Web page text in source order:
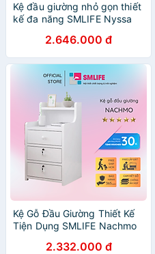
Kệ đầu giường nhỏ gọn thiết
kế đa năng SMLIFE Nyssa
2.646.000 đ
Kệ Gỗ Đầu Giường Thiết Kế
Tiện Dụng SMLIFE Nachmo
2.332.000 đ